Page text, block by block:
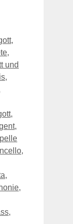
,
,
und
,
,
,
,
,
,
,